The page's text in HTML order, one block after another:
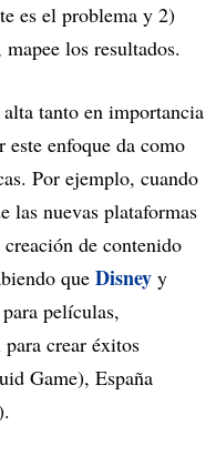
es el problema y 2)
los resultados.
tanto en importancia
enfoque da como
Por ejemplo, cuando
las nuevas plataformas
de contenido
que Disney y
películas,
crear éxitos
Game), España